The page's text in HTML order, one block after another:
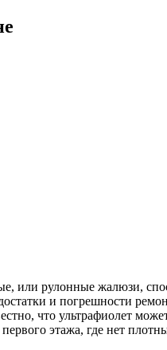
или рулонные жалюзи,
и погрешности
что ультрафиолет
этажа, где нет